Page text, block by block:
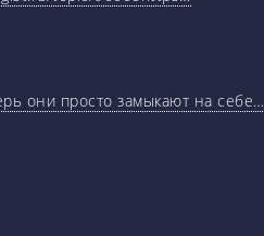
они просто замыкают на себе…